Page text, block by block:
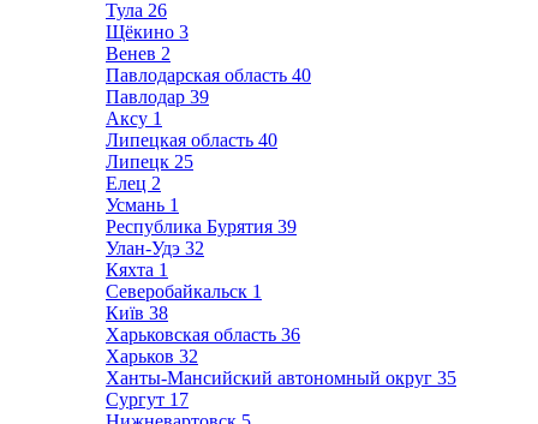
Тула 26
Щёкино 3
Венев 2
Павлодарская область 40
Павлодар 39
Аксу 1
Липецкая область 40
Липецк 25
Елец 2
Усмань 1
Республика Бурятия 39
Улан-Удэ 32
Кяхта 1
Северобайкальск 1
Київ 38
Харьковская область 36
Харьков 32
Ханты-Мансийский автономный округ 35
Сургут 17